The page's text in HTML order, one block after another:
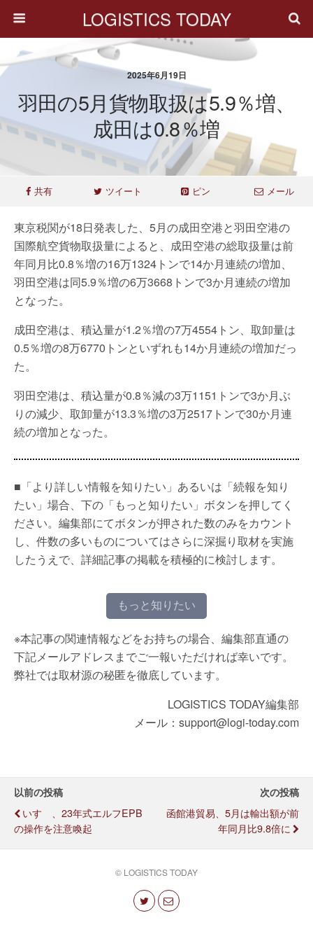
LOGISTICS TODAY
2025年6月19日
羽田の5月貨物取扱は5.9％増、
成田は0.8％増
共有 ツイート ピン メール
東京税関が18日発表した、5月の成田空港と羽田空港の
国際航空貨物取扱量によると、成田空港の総取扱量は前
年同月比0.8％増の16万1324トンで14か月連続の増加、
羽田空港は同5.9％増の6万3668トンで3か月連続の増加
となった。
成田空港は、積込量が1.2％増の7万4554トン、取卸量は
0.5％増の8万6770トンといずれも14か月連続の増加だっ
た。
羽田空港は、積込量が0.8％減の3万1151トンで3か月ぶ
りの減少、取卸量が13.3％増の3万2517トンで30か月連
続の増加となった。
■「より詳しい情報を知りたい」あるいは「続報を知り
たい」場合、下の「もっと知りたい」ボタンを押してく
ださい。編集部にてボタンが押された数のみをカウント
し、件数の多いものについてはさらに深掘り取材を実施
したうえで、詳細記事の掲載を積極的に検討します。
もっと知りたい
※本記事の関連情報などをお持ちの場合、編集部直通の
下記メールアドレスまでご一報いただければ幸いです。
弊社では取材源の秘匿を徹底しています。
LOGISTICS TODAY編集部
メール：support@logi-today.com
以前の投稿
いすゞ、23年式エルフEPB
の操作を注意喚起
次の投稿
函館港貿易、5月は輸出額が前
年同月比9.8倍に
© LOGISTICS TODAY